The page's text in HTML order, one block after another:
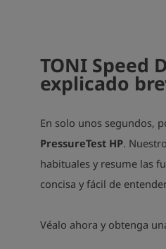
TONI Speed
explicado
En solo unos segundos,
PressureTest HP.
habituales y resume las
concisa y fácil de
Véalo ahora y obtenga